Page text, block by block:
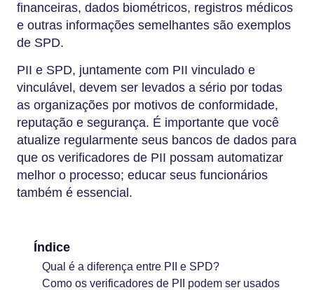
financeiras, dados biométricos, registros médicos
e outras informações semelhantes são exemplos
de SPD.
PII e SPD, juntamente com PII vinculado e
vinculável, devem ser levados a sério por todas
as organizações por motivos de conformidade,
reputação e segurança. É importante que você
atualize regularmente seus bancos de dados para
que os verificadores de PII possam automatizar
melhor o processo; educar seus funcionários
também é essencial.
Índice
Qual é a diferença entre PII e SPD?
Como os verificadores de PII podem ser usados